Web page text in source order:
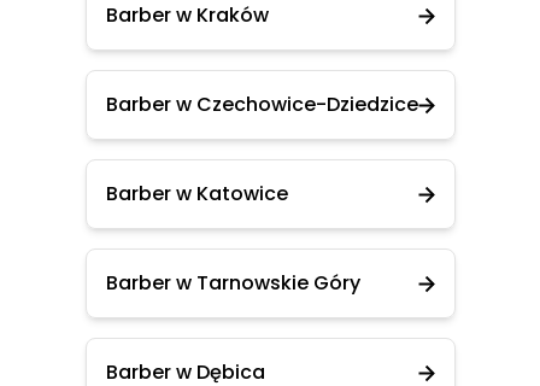
Barber w Kraków
Barber w Czechowice-Dziedzice
Barber w Katowice
Barber w Tarnowskie Góry
Barber w Dębica